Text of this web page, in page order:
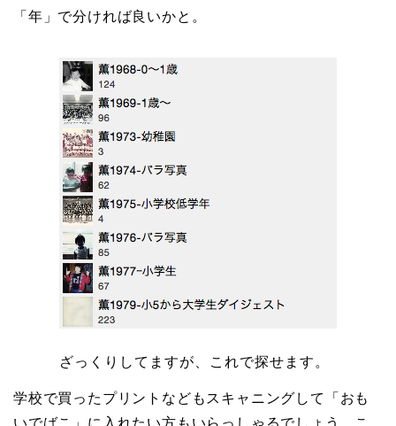
「年」で分ければ良いかと。
ざっくりしてますが、これで探せます。
学校で買ったプリントなどもスキャニングして「おも
いでばこ」に入れたい方もいらっしゃるでしょう。こ